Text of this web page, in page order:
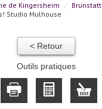
de Kingersheim
Brunstatt
Studio Mulhouse
< Retour
Outils pratiques